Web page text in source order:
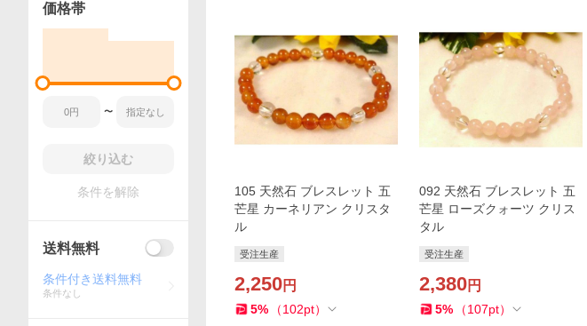
105 天然石 ブレスレット 五
芒星 カーネリアン クリスタ
ル
受注生産
2,250円
5% （102pt）
092 天然石 ブレスレット 五
芒星 ローズクォーツ クリス
タル
受注生産
2,380円
5% （107pt）
価格帯
〜
絞り込む
条件を解除
送料無料
条件付き送料無料
条件なし